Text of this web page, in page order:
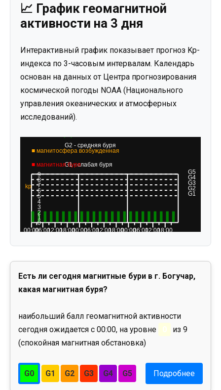
📈 График геомагнитной
активности на 3 дня
Интерактивный график показывает прогноз Kp-
индекса по 3-часовым интервалам. Календарь
основан на данных от Центра прогнозирования
космической погоды NOAA (Национального
управления океанических и атмосферных
исследований).
Есть ли сегодня магнитные бури в г. Богучар,
какая магнитная буря?
наибольший балл геомагнитной активности
сегодня ожидается с 00:00, на уровне
0
из 9
(спокойная магнитная обстановка)
G0 G1 G2 G3 G4 G5 Подробнее